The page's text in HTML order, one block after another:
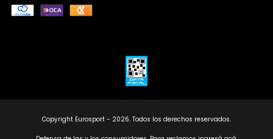
Copyright Eurosport - 2026. Todos los derechos reservados.